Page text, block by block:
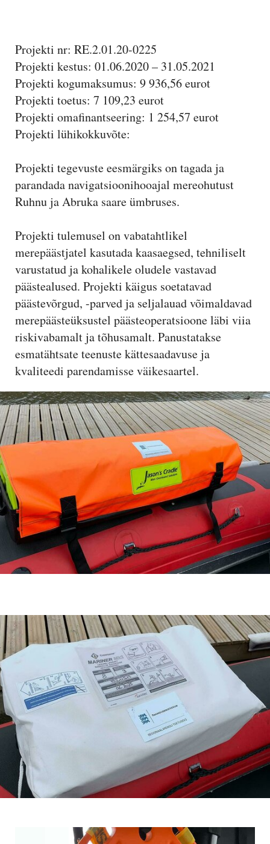
Projekti nr: RE.2.01.20-0225
Projekti kestus: 01.06.2020 – 31.05.2021
Projekti kogumaksumus: 9 936,56 eurot
Projekti toetus: 7 109,23 eurot
Projekti omafinantseering: 1 254,57 eurot
Projekti lühikokkuvõte:
Projekti tegevuste eesmärgiks on tagada ja
parandada navigatsioonihooajal mereohutust
Ruhnu ja Abruka saare ümbruses.
Projekti tulemusel on vabatahtlikel
merepäästjatel kasutada kaasaegsed, tehniliselt
varustatud ja kohalikele oludele vastavad
päästealused. Projekti käigus soetatavad
päästevõrgud, -parved ja seljalauad võimaldavad
merepäästeüksustel päästeoperatsioone läbi viia
riskivabamalt ja tõhusamalt. Panustatakse
esmatähtsate teenuste kättesaadavuse ja
kvaliteedi parendamisse väikesaartel.